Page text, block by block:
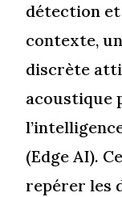
détection et
contexte,
discrète
acoustique
(Edge AI).
repérer les